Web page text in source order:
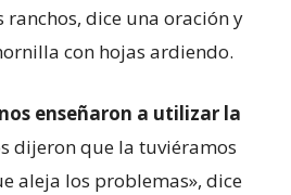
dice una oración y
con hojas ardiendo.
nos enseñaron a utilizar la
dijeron que la tuviéramos
aleja los problemas», dice